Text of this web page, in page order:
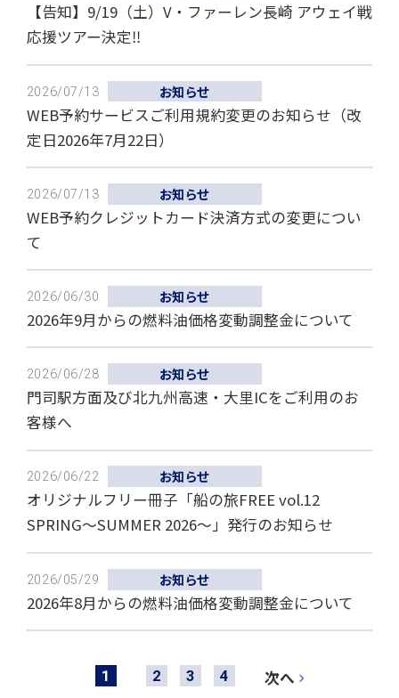
【告知】9/19（土）V・ファーレン長崎 アウェイ戦
応援ツアー決定‼
2026/07/13 お知らせ
WEB予約サービスご利用規約変更のお知らせ（改
定日2026年7月22日）
2026/07/13 お知らせ
WEB予約クレジットカード決済方式の変更につい
て
2026/06/30 お知らせ
2026年9月からの燃料油価格変動調整金について
2026/06/28 お知らせ
門司駅方面及び北九州高速・大里ICをご利用のお
客様へ
2026/06/22 お知らせ
オリジナルフリー冊子「船の旅FREE vol.12
SPRING～SUMMER 2026～」発行のお知らせ
2026/05/29 お知らせ
2026年8月からの燃料油価格変動調整金について
1 2 3 4 次へ